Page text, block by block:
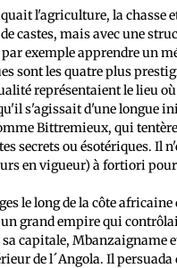
l'agriculture, la chasse
castes, mais avec une
exemple apprendre un
sont les quatre plus
représentaient le lieu
s'agissait d'une longue
Bittremieux, qui
secrets ou ésotériques. Il
en vigueur) à fortiori
le long de la côte
grand empire qui
capitale, Mbanzaigname
de l´Angola. Il